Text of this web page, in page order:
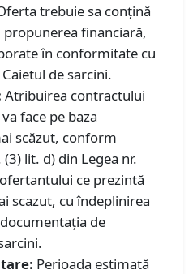
trebuie sa conțină
financiară,
în conformitate cu
de sarcini.
Atribuirea contractului
face pe baza
scăzut, conform
lit. d) din Legea nr.
ce prezintă
scazut, cu îndeplinirea
de
Perioada estimată